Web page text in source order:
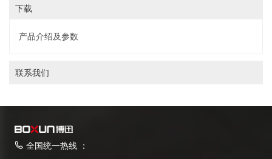
下载
产品介绍及参数
联系我们
全国统一热线 ：